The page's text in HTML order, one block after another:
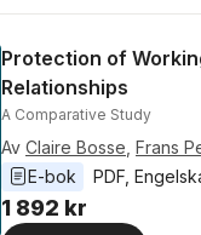
Protection of
Relationships
A Comparative Study
Av Claire Bosse Frans
E-bok
PDF
1 892 kr